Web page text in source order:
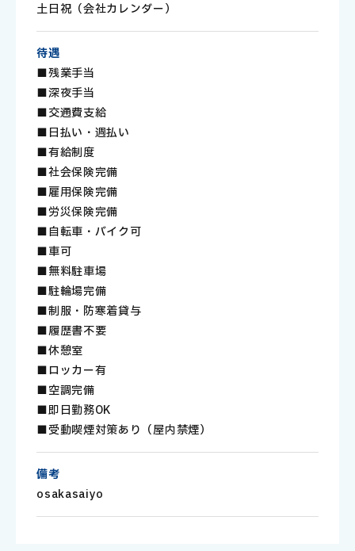
土日祝（会社カレンダー）
待遇
■残業手当
■深夜手当
■交通費支給
■日払い・週払い
■有給制度
■社会保険完備
■雇用保険完備
■労災保険完備
■自転車・バイク可
■車可
■無料駐車場
■駐輪場完備
■制服・防寒着貸与
■履歴書不要
■休憩室
■ロッカー有
■空調完備
■即日勤務OK
■受動喫煙対策あり（屋内禁煙）
備考
osakasaiyo